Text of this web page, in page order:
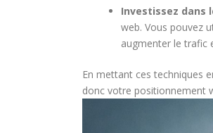
Investissez dans
web. Vous pouvez
augmenter le trafic
En mettant ces techniques
donc votre positionnement